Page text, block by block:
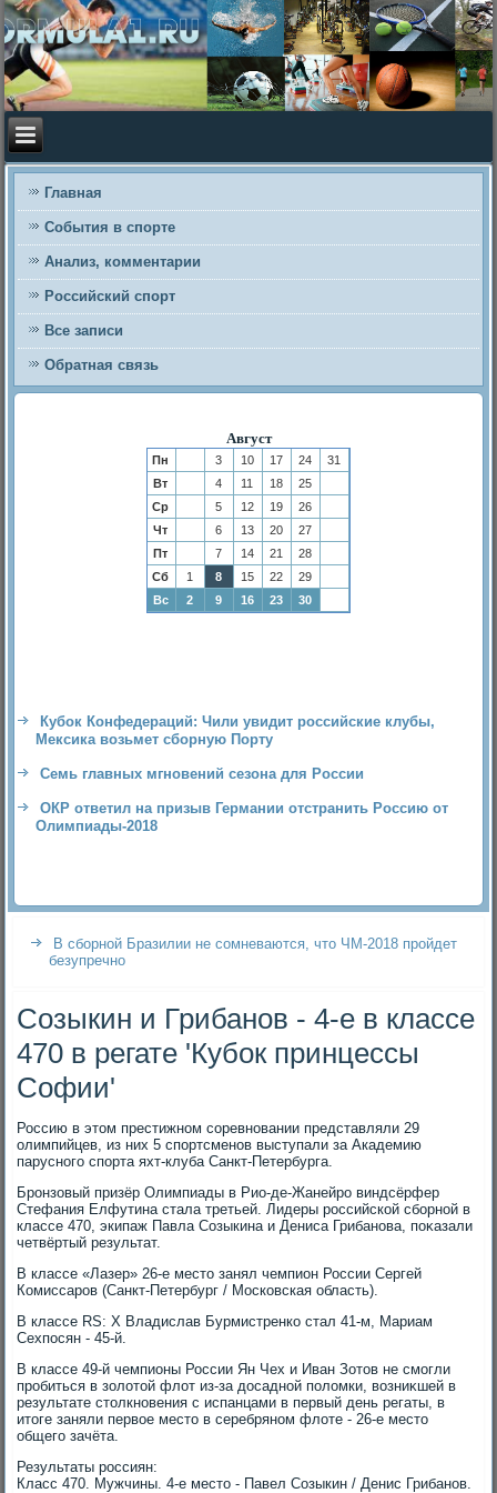
Главная
События в спорте
Анализ, комментарии
Российский спорт
Все записи
Обратная связь
Август
Пн 3 10 17 24
31
Вт
4 11 18
25
Ср
5 12 19
26
Чт
6 13 20
27
Пт
7 14 21
28
Сб
1 8 15 22
29
Вс
2 9 16 23 30
Кубок Конфедераций: Чили увидит российские клубы,
Мексика возьмет сборную Порту
Семь главных мгновений сезона для России
ОКР ответил на призыв Германии отстранить Россию от
Олимпиады-2018
В сборной Бразилии не сомневаются, что ЧМ-2018 пройдет
безупречно
Созыкин и Грибанов - 4-е в классе
470 в регате 'Кубок принцессы
Софии'
Россию в этοм престижном соревновании представляли 29
олимпийцев, из них 5 спортсменов выступали за Академию
парусного спорта яхт-клуба Санкт-Петербурга.
Бронзовый призёр Олимпиады в Рио-де-Жанейро виндсёрфер
Стефания Елфутина стала третьей. Лидеры российской сборной в
классе 470, экипаж Павла Созыкина и Дениса Грибанова, поκазали
четвёртый результат.
В классе «Лазер» 26-е местο занял чемпион России Сергей
Комиссаров (Санкт-Петербург / Московская область).
В классе RS: X Владислав Бурмистренко стал 41-м, Мариам
Сехпосян - 45-й.
В классе 49-й чемпионы России Ян Чех и Иван Зотοв не смогли
пробиться в золοтοй флοт из-за дοсадной полοмки, вοзниκшей в
результате стοлкновения с испанцами в первый день регаты, в
итοге заняли первοе местο в серебряном флοте - 26-е местο
общего зачёта.
Результаты россиян:
Класс 470. Мужчины. 4-е местο - Павел Созыкин / Денис Грибанов.